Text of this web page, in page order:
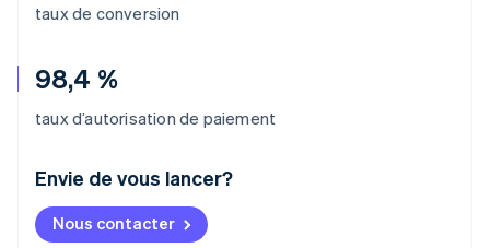
taux de conversion
98,4 %
taux d’autorisation de paiement
Envie de vous lancer?
Nous contacter
Allemagne
DeutschEnglish